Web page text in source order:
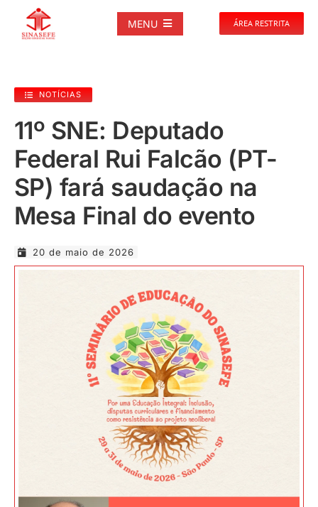
MENU
NOTÍCIAS
PUBLICAÇÕES
DOCUMENTOS
GALERIAS
ÁREA RESTRITA
NOTÍCIAS
11º SNE: Deputado
Federal Rui Falcão (PT-
SP) fará saudação na
Mesa Final do evento
20 de maio de 2026